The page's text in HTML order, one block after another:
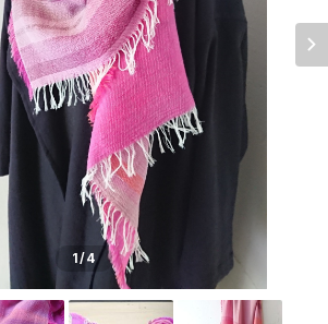
1/4